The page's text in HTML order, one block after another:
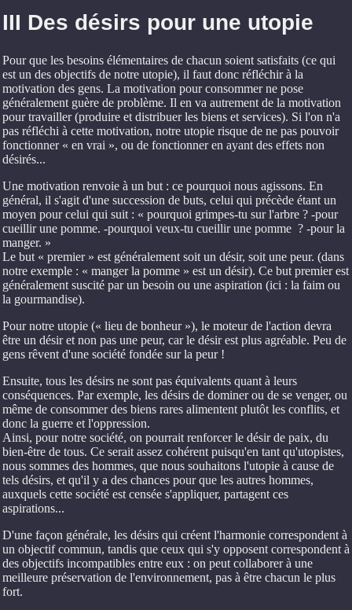
III Des désirs pour une utopie
Pour que les besoins élémentaires de chacun soient satisfaits (ce qui
est un des objectifs de notre utopie), il faut donc réfléchir à la
motivation des gens. La motivation pour consommer ne pose
généralement guère de problème. Il en va autrement de la motivation
pour travailler (produire et distribuer les biens et services). Si l'on n'a
pas réfléchi à cette motivation, notre utopie risque de ne pas pouvoir
fonctionner « en vrai », ou de fonctionner en ayant des effets non
désirés...
Une motivation renvoie à un but : ce pourquoi nous agissons. En
général, il s'agit d'une succession de buts, celui qui précède étant un
moyen pour celui qui suit : « pourquoi grimpes-tu sur l'arbre ? -pour
cueillir une pomme. -pourquoi veux-tu cueillir une pomme ? -pour la
manger. »
Le but « premier » est généralement soit un désir, soit une peur. (dans
notre exemple : « manger la pomme » est un désir). Ce but premier est
généralement suscité par un besoin ou une aspiration (ici : la faim ou
la gourmandise).
Pour notre utopie (« lieu de bonheur »), le moteur de l'action devra
être un désir et non pas une peur, car le désir est plus agréable. Peu de
gens rêvent d'une société fondée sur la peur !
Ensuite, tous les désirs ne sont pas équivalents quant à leurs
conséquences. Par exemple, les désirs de dominer ou de se venger, ou
même de consommer des biens rares alimentent plutôt les conflits, et
donc la guerre et l'oppression.
Ainsi, pour notre société, on pourrait renforcer le désir de paix, du
bien-être de tous. Ce serait assez cohérent puisqu'en tant qu'utopistes,
nous sommes des hommes, que nous souhaitons l'utopie à cause de
tels désirs, et qu'il y a des chances pour que les autres hommes,
auxquels cette société est censée s'appliquer, partagent ces
aspirations...
D'une façon générale, les désirs qui créent l'harmonie correspondent à
un objectif commun, tandis que ceux qui s'y opposent correspondent à
des objectifs incompatibles entre eux : on peut collaborer à une
meilleure préservation de l'environnement, pas à être chacun le plus
fort.